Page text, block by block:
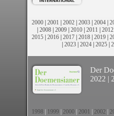
2000 | 2001 | 2002 | 2003 | 2004 |
| 2008 | 2009 | 2010 | 2011 | 2012
2015 | 2016 | 2017 | 2018 | 2019 |
| 2023| 2024| 2025|
Der
2022 |
1998 1999 2000 2001 2002